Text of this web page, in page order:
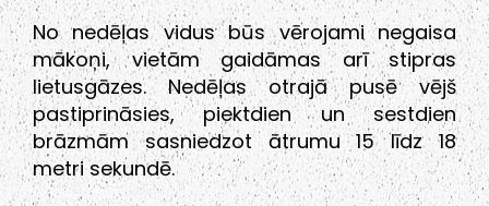
No nedēļas vidus būs vērojami negaisa
mākoņi, vietām gaidāmas arī stipras
lietusgāzes. Nedēļas otrajā pusē vējš
pastiprināsies, piektdien un sestdien
brāzmām sasniedzot ātrumu 15 līdz 18
metri sekundē.